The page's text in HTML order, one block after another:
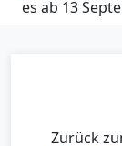
es ab 13
Zurück